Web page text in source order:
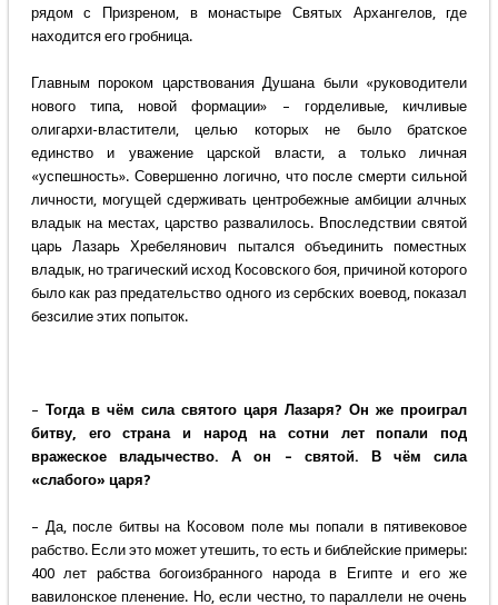
рядом с Призреном, в монастыре Святых Архангелов, где
находится его гробница.
Главным пороком царствования Душана были «руководители
нового типа, новой формации» – горделивые, кичливые
олигархи-властители, целью которых не было братское
единство и уважение царской власти, а только личная
«успешность». Совершенно логично, что после смерти сильной
личности, могущей сдерживать центробежные амбиции алчных
владык на местах, царство развалилось. Впоследствии святой
царь Лазарь Хребелянович пытался объединить поместных
владык, но трагический исход Косовского боя, причиной которого
было как раз предательство одного из сербских воевод, показал
безсилие этих попыток.
– Тогда в чём сила святого царя Лазаря? Он же проиграл
битву, его страна и народ на сотни лет попали под
вражеское владычество. А он – святой. В чём сила
«слабого» царя?
– Да, после битвы на Косовом поле мы попали в пятивековое
рабство. Если это может утешить, то есть и библейские примеры:
400 лет рабства богоизбранного народа в Египте и его же
вавилонское пленение. Но, если честно, то параллели не очень